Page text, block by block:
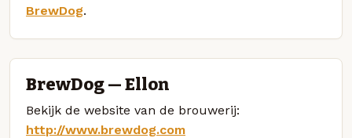
BrewDog.
BrewDog — Ellon
Bekijk de website van de brouwerij:
http://www.brewdog.com